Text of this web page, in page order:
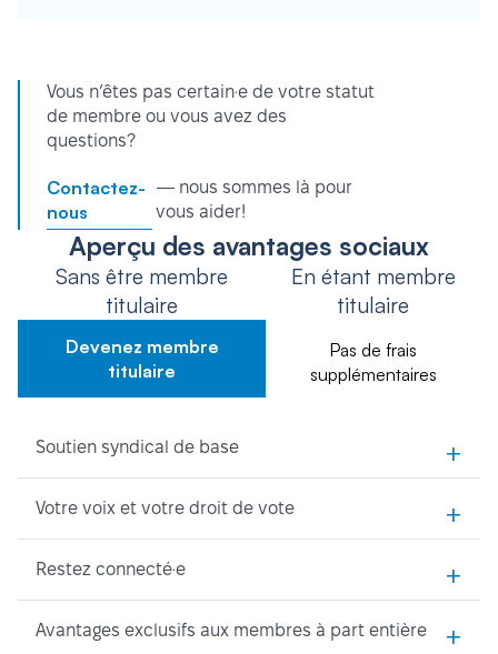
Vous n’êtes pas certain·e de votre statut
de membre ou vous avez des
questions?
Contactez-
nous
— nous sommes là pour
vous aider!
Aperçu des avantages sociaux
Sans être membre
titulaire
Devenez membre
titulaire
En étant membre
titulaire
Pas de frais
supplémentaires
Soutien syndical de base +
Votre voix et votre droit de vote +
Restez connecté·e +
Avantages exclusifs aux membres à part entière +